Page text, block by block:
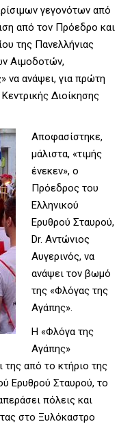
γεγονότων από
από τον Πρόεδρο και
της Πανελλήνιας
Αιμοδοτών,
να ανάψει, για πρώτη
Διοίκησης
Αποφασίστηκε,
μάλιστα, «τιμής
ένεκεν», ο
Πρόεδρος του
Ελληνικού
Ερυθρού Σταυρού,
Dr. Aντώνιος
Αυγερινός, να
ανάψει τον βωμό
της «Φλόγας της
Αγάπης».
Η «Φλόγα της
Αγάπης»
της από το κτήριο της
Ερυθρού Σταυρού, το
πόλεις και
στο Ξυλόκαστρο